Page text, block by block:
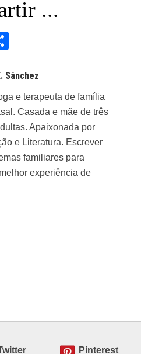
...
Sánchez
e terapeuta de família
Casada e mãe de três
Apaixonada por
e Literatura. Escrever
familiares para
experiência de